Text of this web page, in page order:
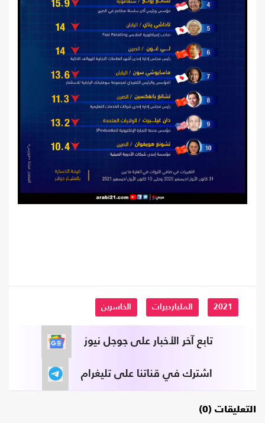
2021 المليارديرات الخاسرين
تابع آخر الأخبار على جوجل نيوز
اشترك في قناتنا على تليغرام
التعليقات (0)